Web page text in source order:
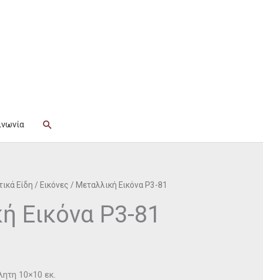
Αναζήτηση
Είδη / Εικόνες / Μεταλλική Εικόνα P3-81
Εικόνα P3-81
10×10 εκ.